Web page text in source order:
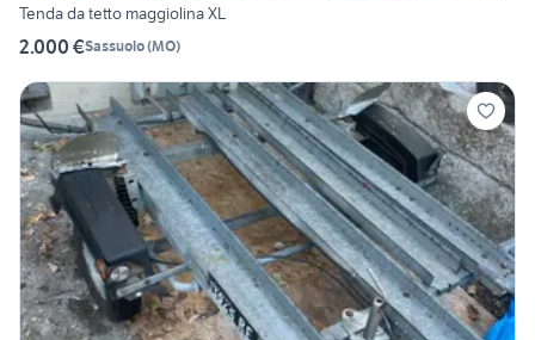
Tenda da tetto maggiolina XL
2.000 €Sassuolo(MO)